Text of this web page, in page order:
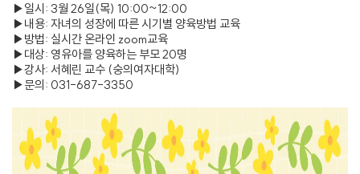
▶일시: 3월 26일(목) 10:00~12:00
▶내용: 자녀의 성장에 따른 시기별 양육방법 교육
▶방법: 실시간 온라인 zoom교육
▶대상: 영유아를 양육하는 부모 20명
▶강사: 서혜린 교수 (숭의여자대학)
▶문의: 031-687-3350